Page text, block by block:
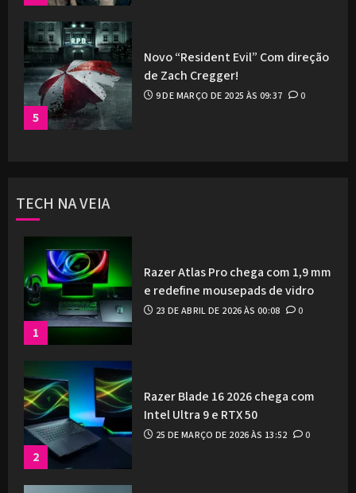
5
Novo “Resident Evil” Com direção
de Zach Cregger!
9 DE MARÇO DE 2025 ÀS 09:37 0
TECH NA VEIA
1
Razer Atlas Pro chega com 1,9 mm
e redefine mousepads de vidro
23 DE ABRIL DE 2026 ÀS 00:08 0
2
Razer Blade 16 2026 chega com
Intel Ultra 9 e RTX 50
25 DE MARÇO DE 2026 ÀS 13:52 0